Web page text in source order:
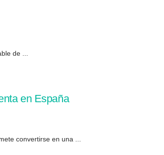
de ...
en España
convertirse en una ...